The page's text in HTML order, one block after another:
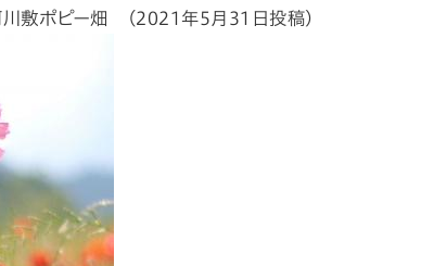
川敷ポピー畑 （2021年5月31日投稿）